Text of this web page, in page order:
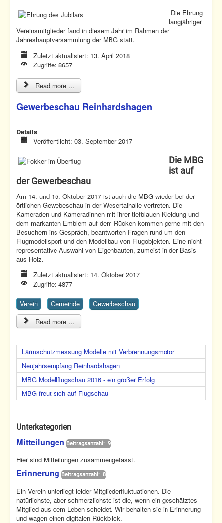
Die Ehrung
langjähriger
Vereinsmitglieder fand in diesem Jahr im Rahmen der
Jahreshauptversammlung der MBG statt.
Zuletzt aktualisiert: 13. April 2018
Zugriffe: 8657
Read more …
Gewerbeschau Reinhardshagen
Details
Veröffentlicht: 03. September 2017
Die MBG
ist auf
der Gewerbeschau
Am 14. und 15. Oktober 2017 ist auch die MBG wieder bei der
örtlichen Gewebeschau in der Wesertalhalle vertreten. Die
Kameraden und Kameradinnen mit ihrer tiefblauen Kleidung und
dem markanten Emblem auf dem Rücken kommen gerne mit den
Besuchern ins Gespräch, beantworten Fragen rund um den
Flugmodellsport und den Modellbau von Flugobjekten. Eine nicht
representative Auswahl von Eigenbauten, zumeist in der Basis
aus Holz,
Zuletzt aktualisiert: 14. Oktober 2017
Zugriffe: 4877
Verein Gemeinde
Gewerbeschau
Read more …
Lärmschutzmessung Modelle mit Verbrennungsmotor
Neujahrsempfang Reinhardshagen
MBG Modellflugschau 2016 - ein großer Erfolg
MBG freut sich auf Flugschau
Unterkategorien
Mitteilungen Beitragsanzahl: 9
Hier sind Mitteilungen zusammengefasst.
Erinnerung Beitragsanzahl: 8
Ein Verein unterliegt leider Mitgliederfluktuationen. Die
natürlichste, aber schmerzlichste ist die, wenn ein geschätztes
Mitglied aus dem Leben scheidet. Wir behalten sie in Erinnerung
und wagen einen digitalen Rückblick.